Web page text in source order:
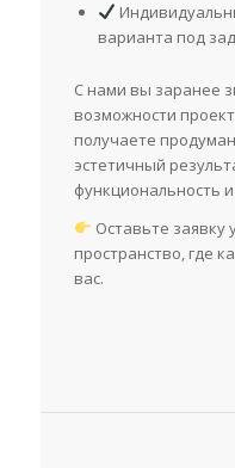
варианта под
С нами вы заранее
возможности
получаете
эстетичный
функциональность
Оставьте заявку
пространство, где
вас.